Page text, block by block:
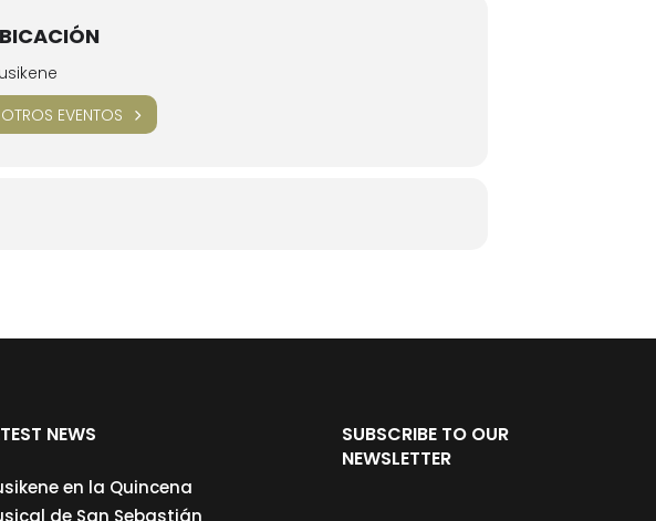
OTROS EVENTOS
NEWS
en la Quincena
de San Sebastián
SUBSCRIBE TO OUR
NEWSLETTER